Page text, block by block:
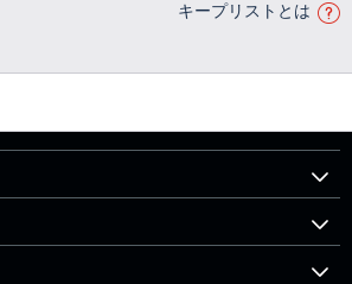
キープリストとは